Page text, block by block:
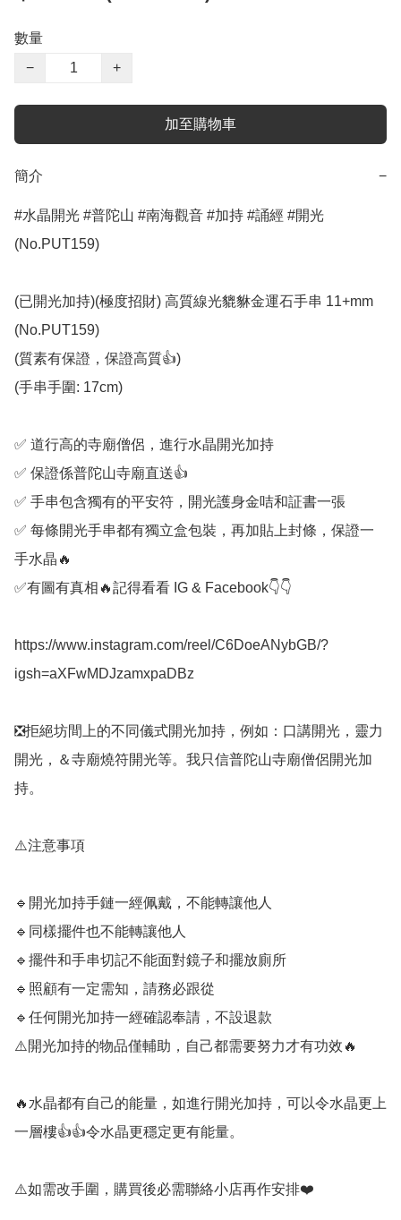
數量
−
+
加至購物車
簡介 −
#水晶開光 #普陀山 #南海觀音 #加持 #誦經 #開光
(No.PUT159)
(已開光加持)(極度招財) 高質線光貔貅金運石手串 11+mm
(No.PUT159)
(質素有保證，保證高質👍)
(手串手圍: 17cm)
✅️ 道行高的寺廟僧侶，進行水晶開光加持
✅️ 保證係普陀山寺廟直送👍
✅️ 手串包含獨有的平安符，開光護身金咭和証書一張
✅️ 每條開光手串都有獨立盒包裝，再加貼上封條，保證一
手水晶🔥
✅️有圖有真相🔥記得看看 IG & Facebook👇👇
https://www.instagram.com/reel/C6DoeANybGB/?
igsh=aXFwMDJzamxpaDBz
❎️拒絕坊間上的不同儀式開光加持，例如：口講開光，靈力
開光，＆寺廟燒符開光等。我只信普陀山寺廟僧侶開光加
持。
⚠️注意事項
🔹️開光加持手鏈一經佩戴，不能轉讓他人
🔹️同樣擺件也不能轉讓他人
🔹️擺件和手串切記不能面對鏡子和擺放廁所
🔹️照顧有一定需知，請務必跟從
🔹️任何開光加持一經確認奉請，不設退款
⚠️開光加持的物品僅輔助，自己都需要努力才有功效🔥
🔥水晶都有自己的能量，如進行開光加持，可以令水晶更上
一層樓👍👍令水晶更穩定更有能量。
⚠️如需改手圍，購買後必需聯絡小店再作安排❤️